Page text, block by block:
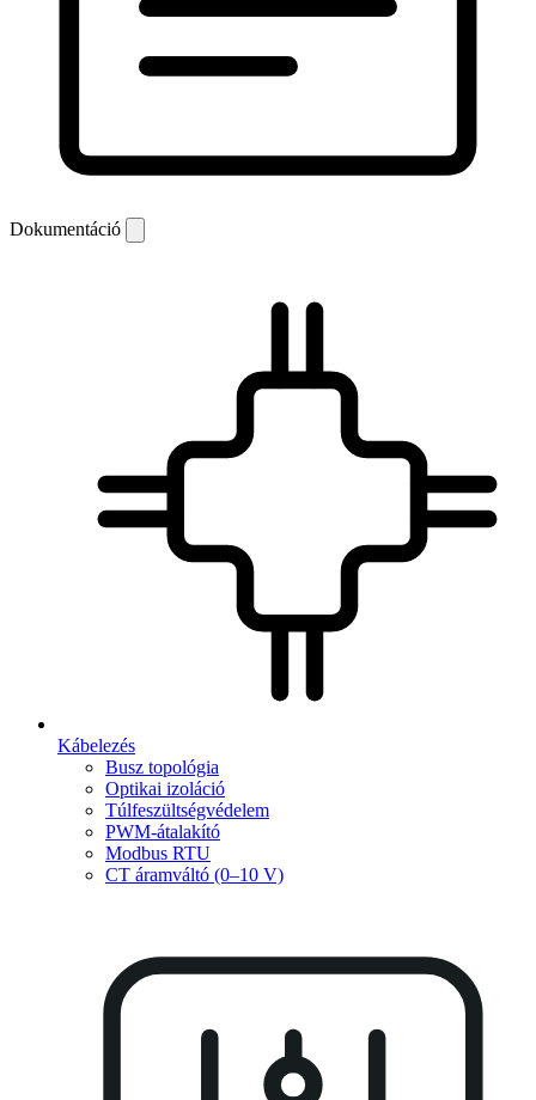
Dokumentáció
Kábelezés
Busz topológia
Optikai izoláció
Túlfeszültségvédelem
PWM-átalakító
Modbus RTU
CT áramváltó (0–10 V)